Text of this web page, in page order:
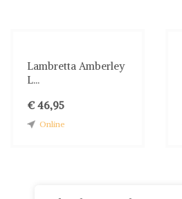
Lambretta Amberley
L...
€ 46,95
Online